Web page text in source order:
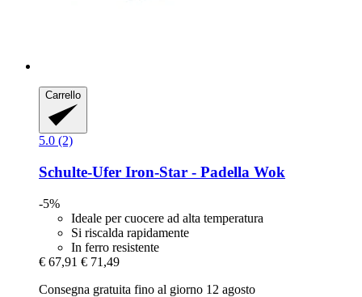
Carrello
5.0 (2)
Schulte-Ufer Iron-​Star -​ Padella Wok
-5%
Ideale per cuocere ad alta temperatura
Si riscalda rapidamente
In ferro resistente
€ 67,91 € 71,49
Consegna gratuita fino al giorno 12 agosto